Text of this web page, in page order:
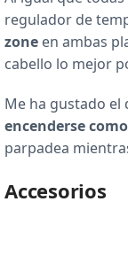
regulador de
zone en ambas
cabello lo mejor
Me ha gustado el
encenderse
parpadea
Accesorios